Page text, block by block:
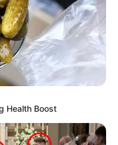
Health Boost